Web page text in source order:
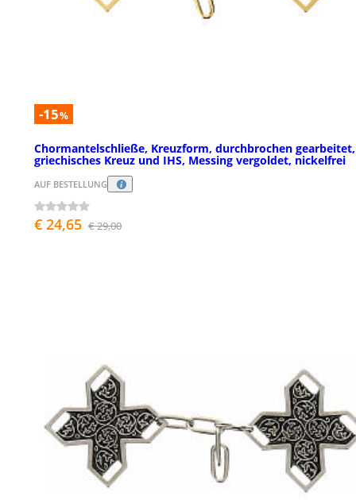
-15%
Chormantelschließe, Kreuzform, durchbrochen gearbeitet,
griechisches Kreuz und IHS, Messing vergoldet, nickelfrei
AUF BESTELLUNG
€ 24,65 € 29,00